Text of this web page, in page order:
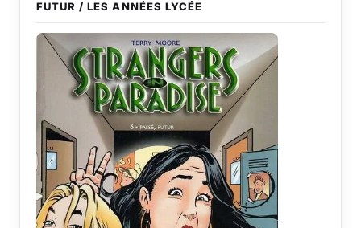
FUTUR / LES ANNÉES LYCÉE